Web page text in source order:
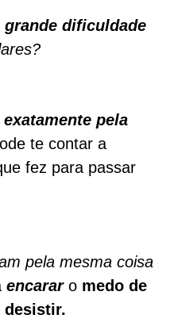
grande dificuldade
exatamente pela
te contar a
fez para passar
pela mesma coisa
encarar o medo de
desistir.